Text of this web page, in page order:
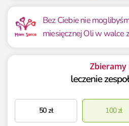
Mamy już
101 455.80 zł
67.64% 67.64%
Bez Ciebie nie
miesięcznej Oli w walce
Zbieramy
leczenie
50zł 100zł